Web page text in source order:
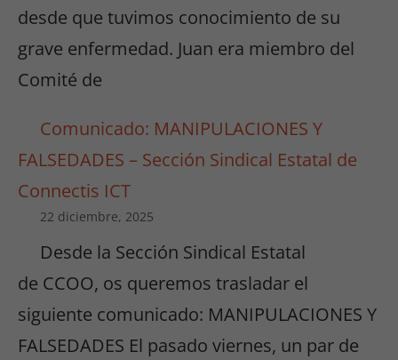
desde que tuvimos conocimiento de su
grave enfermedad. Juan era miembro del
Comité de
Comunicado: MANIPULACIONES Y
FALSEDADES – Sección Sindical Estatal de
Connectis ICT
22 diciembre, 2025
Desde la Sección Sindical Estatal
de CCOO, os queremos trasladar el
siguiente comunicado: MANIPULACIONES Y
FALSEDADES El pasado viernes, un par de